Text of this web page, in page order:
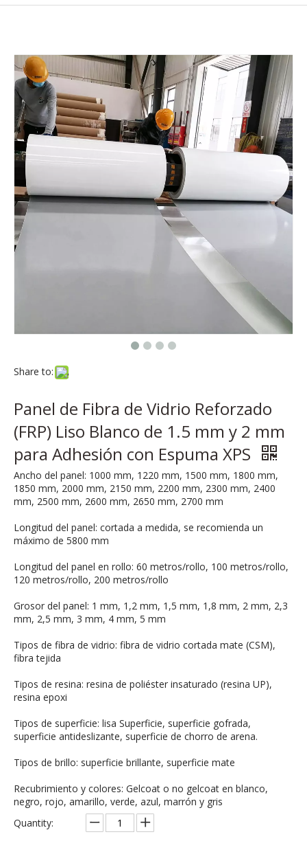
Share to:
Panel de Fibra de Vidrio Reforzado
(FRP) Liso Blanco de 1.5 mm y 2 mm
para Adhesión con Espuma XPS
Ancho del panel: 1000 mm, 1220 mm, 1500 mm, 1800 mm,
1850 mm, 2000 mm, 2150 mm, 2200 mm, 2300 mm, 2400
mm, 2500 mm, 2600 mm, 2650 mm, 2700 mm
Longitud del panel: cortada a medida, se recomienda un
máximo de 5800 mm
Longitud del panel en rollo: 60 metros/rollo, 100 metros/rollo,
120 metros/rollo, 200 metros/rollo
Grosor del panel: 1 mm, 1,2 mm, 1,5 mm, 1,8 mm, 2 mm, 2,3
mm, 2,5 mm, 3 mm, 4 mm, 5 mm
Tipos de fibra de vidrio: fibra de vidrio cortada mate (CSM),
fibra tejida
Tipos de resina: resina de poliéster insaturado (resina UP),
resina epoxi
Tipos de superficie: lisa Superficie, superficie gofrada,
superficie antideslizante, superficie de chorro de arena.
Tipos de brillo: superficie brillante, superficie mate
Recubrimiento y colores: Gelcoat o no gelcoat en blanco,
negro, rojo, amarillo, verde, azul, marrón y gris
Quantity: